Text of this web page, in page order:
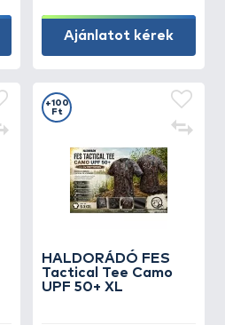
Ajánlatot kérek
HALDORÁDÓ FES
Tactical Tee Camo
UPF 50+ XL
+100
Ft